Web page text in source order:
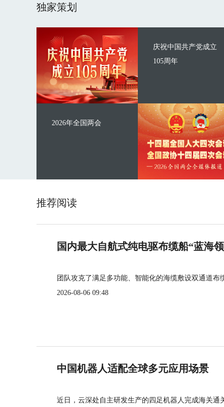
独家策划
庆祝中国共产党成立
105周年
2026年全国两会
推荐阅读
国内最大自航式纯电驱布缆船“蓝海
团队攻克了满足多功能、智能化的海缆敷设双通道布
2026-08-06 09:48
中国机器人适配全球多元应用场景
近日，云深处自主研发生产的四足机器人完成海关